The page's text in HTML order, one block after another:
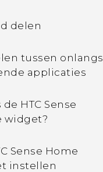
delen
tussen onlangs
applicaties
de HTC Sense
widget?
Sense Home
instellen